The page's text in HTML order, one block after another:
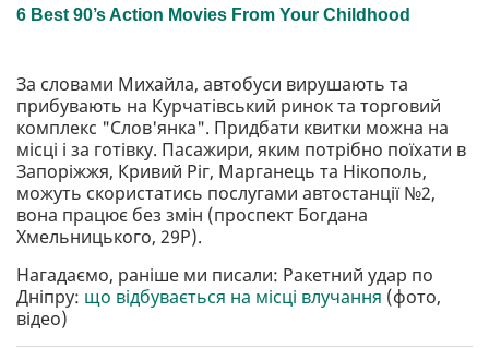
За словами Михайла, автобуси вирушають та
прибувають на Курчатівський ринок та торговий
комплекс "Слов'янка". Придбати квитки можна на
місці і за готівку. Пасажири, яким потрібно поїхати в
Запоріжжя, Кривий Ріг, Марганець та Нікополь,
можуть скористатись послугами автостанції №2,
вона працює без змін (проспект Богдана
Хмельницького, 29Р).
Нагадаємо, раніше ми писали: Ракетний удар по
Дніпру: що відбувається на місці влучання (фото,
відео)